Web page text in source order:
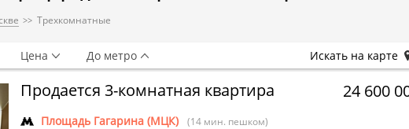
Трехкомнатные
Продается 3-комнатная квартира
Площадь Гагарина (МЦК) (14 мин. пешком)
24 600
Цена До метро Искать на карте